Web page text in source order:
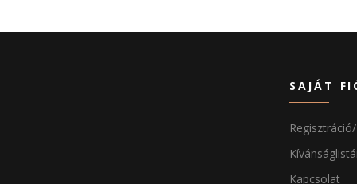
SAJÁT
Kapcsolat